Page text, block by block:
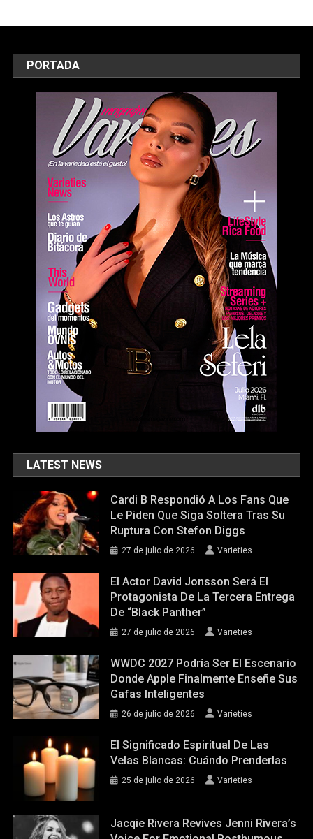
PORTADA
LATEST NEWS
Cardi B Respondió A Los Fans Que
Le Piden Que Siga Soltera Tras Su
Ruptura Con Stefon Diggs
27 de julio de 2026 Varieties
El Actor David Jonsson Será El
Protagonista De La Tercera Entrega
De “Black Panther”
27 de julio de 2026 Varieties
WWDC 2027 Podría Ser El Escenario
Donde Apple Finalmente Enseñe Sus
Gafas Inteligentes
26 de julio de 2026 Varieties
El Significado Espiritual De Las
Velas Blancas: Cuándo Prenderlas
25 de julio de 2026 Varieties
Jacqie Rivera Revives Jenni Rivera’s